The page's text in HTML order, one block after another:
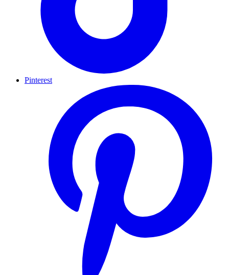
Pinterest